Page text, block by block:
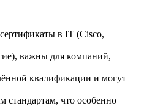
в IT (Cisco,
важны для компаний,
квалификации и могут
стандартам, что особенно